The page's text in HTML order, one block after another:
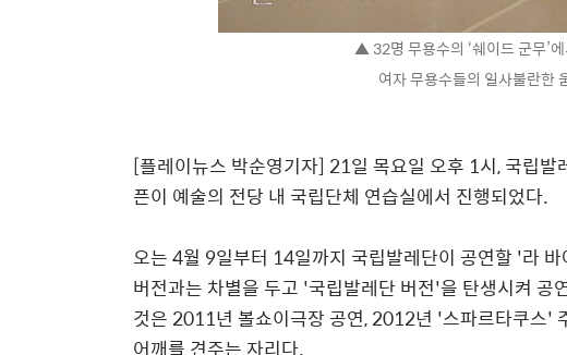
▲ 32명 무용수의 ‘쉐이드 군무’
여자 무용수들의 일사불란한
[플레이뉴스 박순영기자] 21일 목요일 오후 1시, 국립
픈이 예술의 전당 내 국립단체 연습실에서 진행되었다.
오는 4월 9일부터 14일까지 국립발레단이 공연할 '라
버전과는 차별을 두고 '국립발레단 버전'을 탄생시켜
것은 2011년 볼쇼이극장 공연, 2012년 '스파르타쿠스'
어깨를 견주는 자리다.